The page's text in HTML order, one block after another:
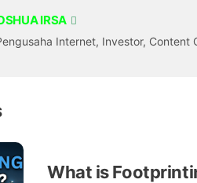
IRSA
Internet, Investor, Content
What is